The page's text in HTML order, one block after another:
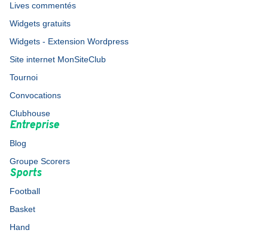
Lives commentés
Widgets gratuits
Widgets - Extension Wordpress
Site internet MonSiteClub
Tournoi
Convocations
Clubhouse
Entreprise
Blog
Groupe Scorers
Sports
Football
Basket
Hand